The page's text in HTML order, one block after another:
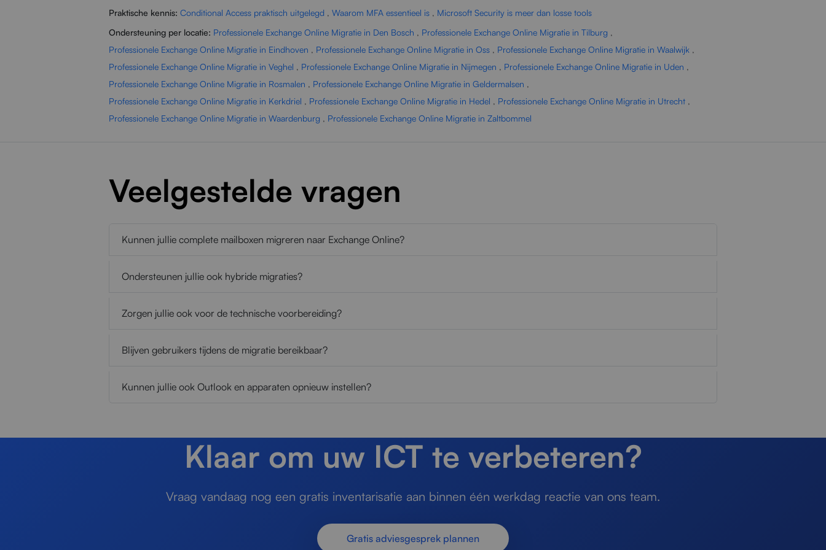
Praktische kennis: Conditional Access praktisch uitgelegd , Waarom MFA essentieel is , Microsoft Security is meer dan losse tools
Ondersteuning per locatie: Professionele Exchange Online Migratie in Den Bosch , Professionele Exchange Online Migratie in Tilburg ,
Professionele Exchange Online Migratie in Eindhoven , Professionele Exchange Online Migratie in Oss , Professionele Exchange Online Migratie in Waalwijk ,
Professionele Exchange Online Migratie in Veghel , Professionele Exchange Online Migratie in Nijmegen , Professionele Exchange Online Migratie in Uden ,
Professionele Exchange Online Migratie in Rosmalen , Professionele Exchange Online Migratie in Geldermalsen ,
Professionele Exchange Online Migratie in Kerkdriel , Professionele Exchange Online Migratie in Hedel , Professionele Exchange Online Migratie in Utrecht ,
Professionele Exchange Online Migratie in Waardenburg , Professionele Exchange Online Migratie in Zaltbommel
Veelgestelde vragen
Kunnen jullie complete mailboxen migreren naar Exchange Online?
Ondersteunen jullie ook hybride migraties?
Zorgen jullie ook voor de technische voorbereiding?
Blijven gebruikers tijdens de migratie bereikbaar?
Kunnen jullie ook Outlook en apparaten opnieuw instellen?
Klaar om uw ICT te verbeteren?
Vraag vandaag nog een gratis inventarisatie aan binnen één werkdag reactie van ons team.
Gratis adviesgesprek plannen